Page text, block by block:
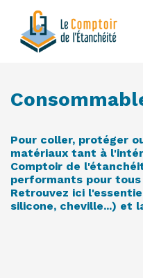
contenu
principal
Pour coller, protéger
matériaux tant à
Comptoir de
performants pour
Retrouvez ici
silicone, cheville...) et